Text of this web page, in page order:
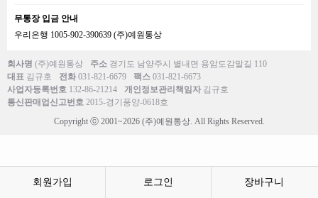
회원가입 로그인 장바구니
무통장 입금 안내
우리은행 1005-902-390639 (주)예원통상
회사명 (주)예원통상 주소 경기도 남양주시 별내면 용암도감말길 110
대표 김규호 전화 031-821-6679 팩스 031-821-6673
사업자등록번호 132-86-21214 개인정보관리책임자 김규호
통신판매업신고번호 2015-경기풍양-0618호
Copyright ⓒ 2001~2026 (주)예원통상. All Rights Reserved.